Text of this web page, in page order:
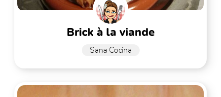
brick à la viande
Sana Cocina